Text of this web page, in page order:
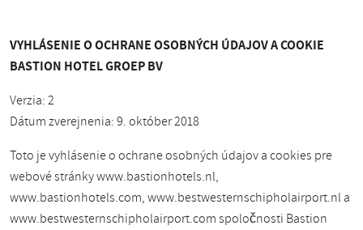
VYHLÁSENIE O OCHRANE OSOBNÝCH ÚDAJOV A COOKIE
BASTION HOTEL GROEP BV
Verzia: 2
Dátum zverejnenia: 9. október 2018
Toto je vyhlásenie o ochrane osobných údajov a cookies pre
webové stránky www.bastionhotels.nl,
www.bastionhotels.com, www.bestwesternschipholairport.nl a
www.bestwesternschipholairport.com spoločnosti Bastion